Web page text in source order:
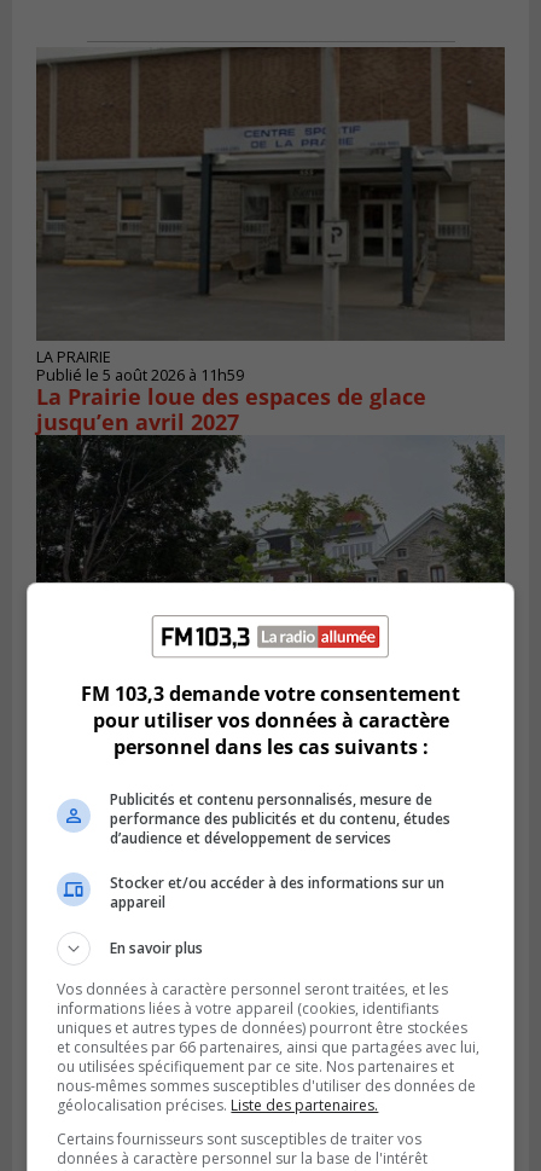
LA PRAIRIE
Publié le 5 août 2026 à 11h59
La Prairie loue des espaces de glace
jusqu’en avril 2027
Publié le 4 août 2026 à 15h50
sa jeunesse
SAINT-CONSTANT
Publié le 4 août 2026 à 14h02
FM 103,3 demande votre consentement
pour utiliser vos données à caractère
personnel dans les cas suivants :
Publicités et contenu personnalisés, mesure de
performance des publicités et du contenu, études
d’audience et développement de services
Stocker et/ou accéder à des informations sur un
appareil
En savoir plus
Vos données à caractère personnel seront traitées, et les
informations liées à votre appareil (cookies, identifiants
uniques et autres types de données) pourront être stockées
et consultées par 66 partenaires, ainsi que partagées avec lui,
ou utilisées spécifiquement par ce site. Nos partenaires et
nous-mêmes sommes susceptibles d'utiliser des données de
géolocalisation précises. Liste des partenaires.
Certains fournisseurs sont susceptibles de traiter vos
données à caractère personnel sur la base de l'intérêt